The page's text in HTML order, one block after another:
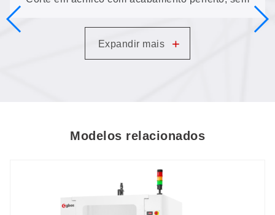
Expandir mais +
Modelos relacionados